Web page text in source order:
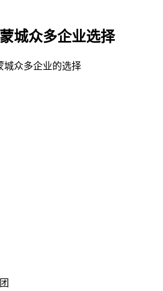
城众多企业选择
城众多企业的选择